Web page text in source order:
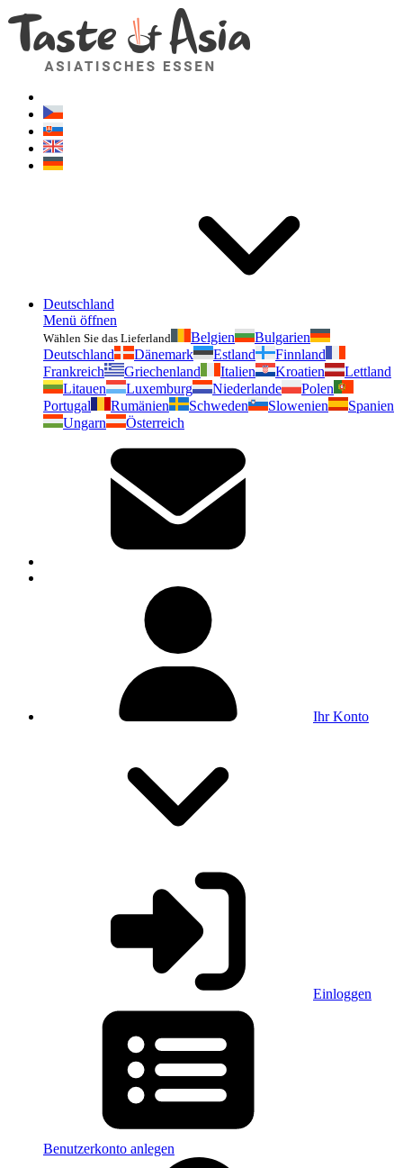
Deutschland
Menü öffnen
Wählen Sie das Lieferland Belgien
Bulgarien
Deutschland
Dänemark Estland
Finnland
Frankreich
Griechenland Italien Kroatien
Lettland
Litauen
Luxemburg Niederlande
Polen
Portugal
Rumänien Schweden Slowenien
Spanien
Ungarn
Österreich
Ihr Konto
Einloggen
Benutzerkonto anlegen
Geschmackvonasien.de
Zögern Sie nicht zu fragen. Ich bin für Sie da!